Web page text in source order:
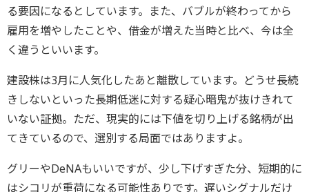
る要因になるとしています。また、バブルが終わってから
雇用を増やしたことや、借金が増えた当時と比べ、今は全
く違うといいます。
建設株は3月に人気化したあと離散しています。どうせ長続
きしないといった長期低迷に対する疑心暗鬼が抜けきれて
いない証拠。ただ、現実的には下値を切り上げる銘柄が出
てきているので、選別する局面ではありますよ。
グリーやDeNAもいいですが、少し下げすぎた分、短期的に
はシコリが重荷になる可能性ありです。遅いシグナルだけ